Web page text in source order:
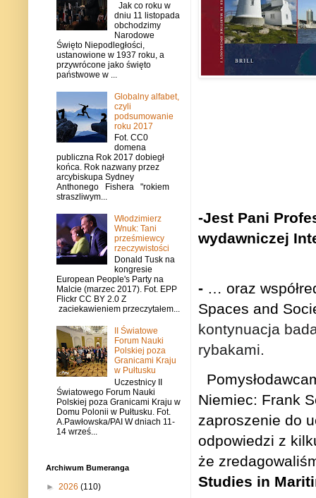
-Jest Pani
wydawniczej
- … oraz
Spaces and
kontynuacja
rybakami.
Niemiec: Frank
zaproszenie do
odpowiedzi z
że
Studies in
Jak co roku w
dniu 11 listopada
obchodzimy
Narodowe
Święto Niepodległości,
ustanowione w 1937 roku, a
przywrócone jako święto
państwowe w ...
Globalny alfabet,
czyli
podsumowanie
roku 2017
Fot. CC0
domena
publiczna Rok 2017 dobiegł
końca. Rok nazwany przez
arcybiskupa Sydney
Anthonego Fishera "rokiem
straszliwym...
Włodzimierz
Wnuk: Tani
prześmiewcy
rzeczywistości
Donald Tusk na
kongresie
European People's Party na
Malcie (marzec 2017). Fot. EPP
Flickr CC BY 2.0 Z
zaciekawieniem przeczytałem...
II Światowe
Forum Nauki
Polskiej poza
Granicami Kraju
w Pułtusku
Uczestnicy II
Światowego Forum Nauki
Polskiej poza Granicami Kraju w
Domu Polonii w Pułtusku. Fot.
A.Pawłowska/PAI W dniach 11-
14 wrześ...
Archiwum Bumeranga
► 2026 (110)